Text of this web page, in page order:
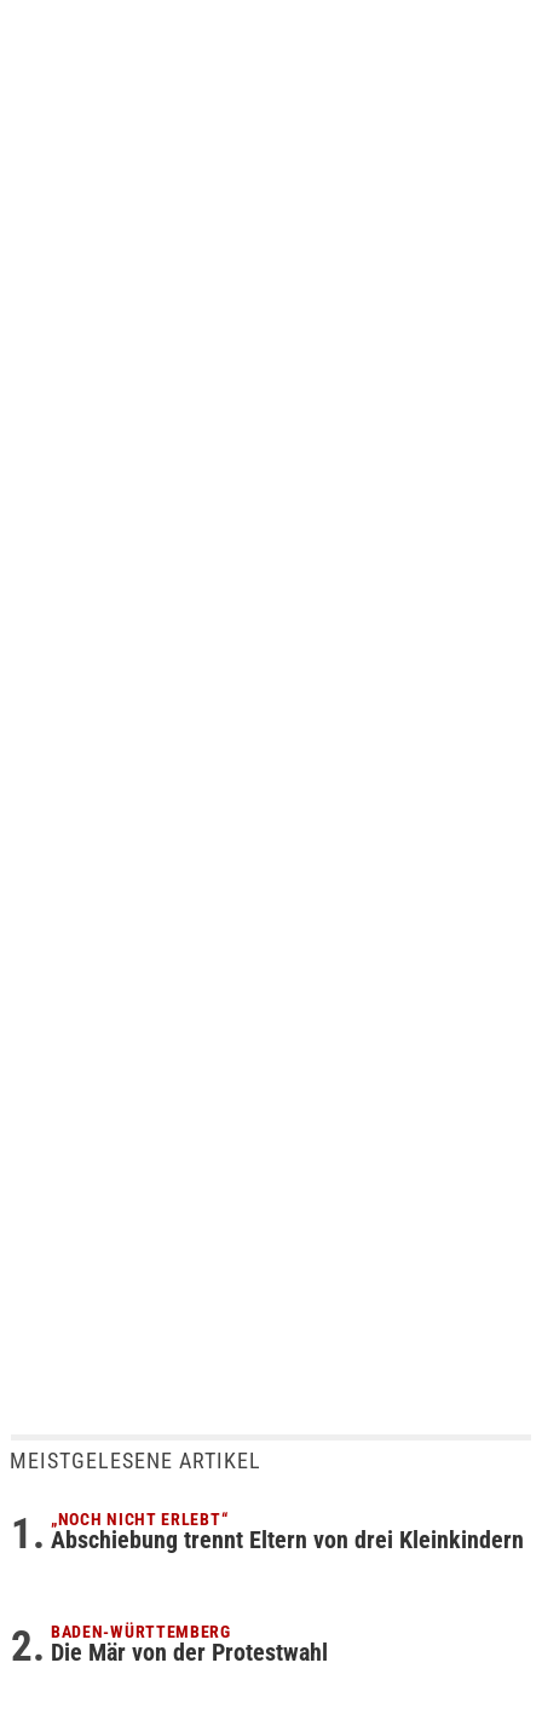
MEISTGELESENE ARTIKEL
„NOCH NICHT ERLEBT“
Abschiebung trennt Eltern von drei Kleinkindern
BADEN-WÜRTTEMBERG
Die Mär von der Protestwahl